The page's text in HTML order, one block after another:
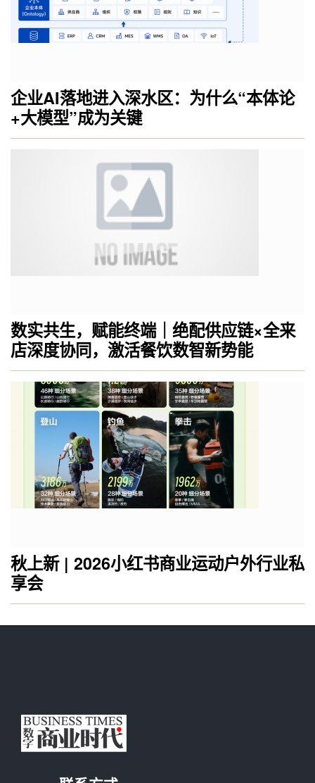
企业AI落地进入深水区：为什么“本体论
+大模型”成为关键
数实共生，赋能终端｜绝配供应链×全来
店深度协同，激活餐饮数智新势能
秋上新 | 2026小红书商业运动户外行业私
享会